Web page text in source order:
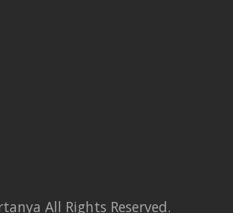
All Rights Reserved.